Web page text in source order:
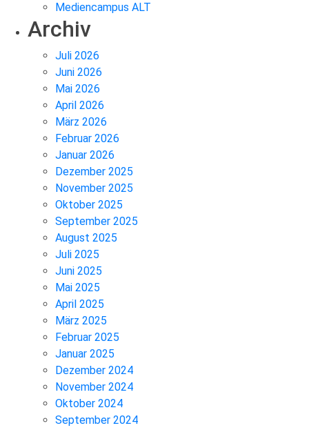
Mediencampus ALT
Archiv
Juli 2026
Juni 2026
Mai 2026
April 2026
März 2026
Februar 2026
Januar 2026
Dezember 2025
November 2025
Oktober 2025
September 2025
August 2025
Juli 2025
Juni 2025
Mai 2025
April 2025
März 2025
Februar 2025
Januar 2025
Dezember 2024
November 2024
Oktober 2024
September 2024